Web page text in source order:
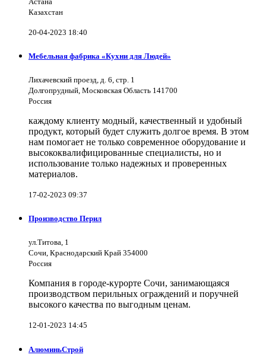
Казахстан
20-04-2023 18:40
Мебельная фабрика «Кухни для Людей»
Лихачевский проезд, д. 6, стр. 1
Долгопрудный, Московская Область 141700
Россия
каждому клиенту модный, качественный и удобный
продукт, который будет служить долгое время. В этом
нам помогает не только современное оборудование и
высококвалифицированные специалисты, но и
использование только надежных и проверенных
материалов.
17-02-2023 09:37
Производство Перил
ул.Титова, 1
Сочи, Краснодарский Край 354000
Россия
Компания в городе-курорте Сочи, занимающаяся
производством перильных ограждений и поручней
высокого качества по выгодным ценам.
12-01-2023 14:45
АлюминьСтрой